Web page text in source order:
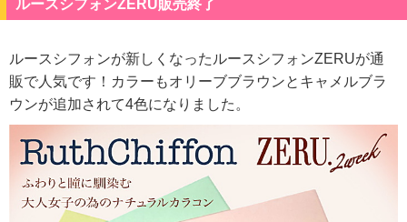
ルースシフォンZERU販売終了
ルースシフォンが新しくなったルースシフォンZERUが通
販で人気です！カラーもオリーブブラウンとキャメルブラ
ウンが追加されて4色になりました。